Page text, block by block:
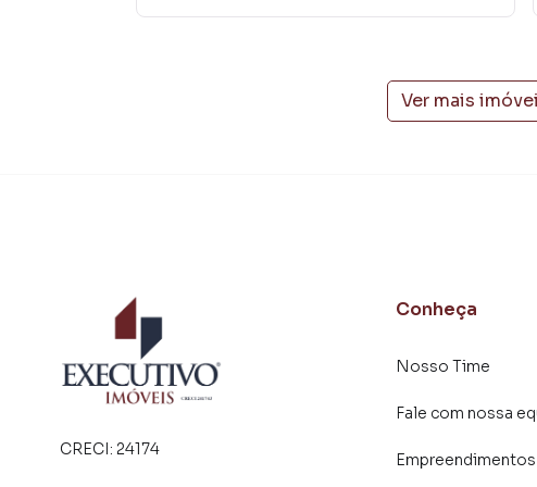
Ver mais
CRECI: 24174
Conheça
Nosso Time
Fale com nossa
Empreendimentos